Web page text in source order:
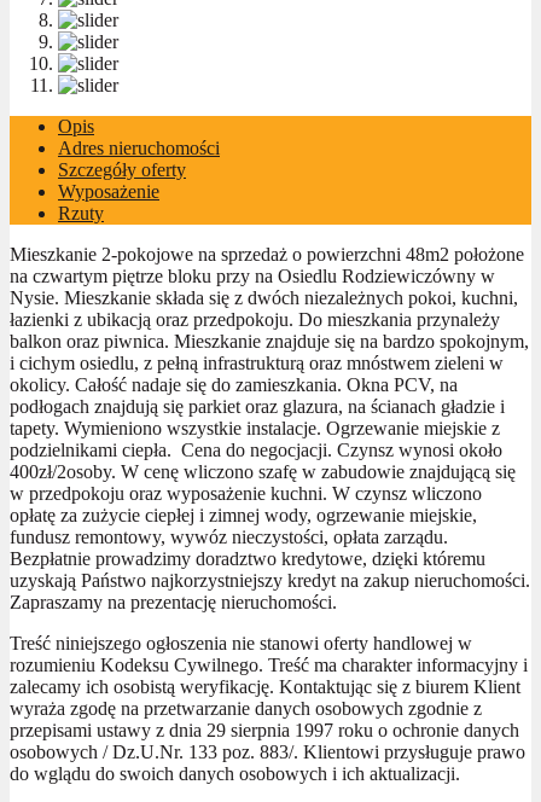
Opis
Adres nieruchomości
Szczegóły oferty
Wyposażenie
Rzuty
Mieszkanie 2-pokojowe na sprzedaż o powierzchni 48m2 położone
na czwartym piętrze bloku przy na Osiedlu Rodziewiczówny w
Nysie. Mieszkanie składa się z dwóch niezależnych pokoi, kuchni,
łazienki z ubikacją oraz przedpokoju. Do mieszkania przynależy
balkon oraz piwnica. Mieszkanie znajduje się na bardzo spokojnym,
i cichym osiedlu, z pełną infrastrukturą oraz mnóstwem zieleni w
okolicy. Całość nadaje się do zamieszkania. Okna PCV, na
podłogach znajdują się parkiet oraz glazura, na ścianach gładzie i
tapety. Wymieniono wszystkie instalacje. Ogrzewanie miejskie z
podzielnikami ciepła. Cena do negocjacji. Czynsz wynosi około
400zł/2osoby. W cenę wliczono szafę w zabudowie znajdującą się
w przedpokoju oraz wyposażenie kuchni. W czynsz wliczono
opłatę za zużycie ciepłej i zimnej wody, ogrzewanie miejskie,
fundusz remontowy, wywóz nieczystości, opłata zarządu.
Bezpłatnie prowadzimy doradztwo kredytowe, dzięki któremu
uzyskają Państwo najkorzystniejszy kredyt na zakup nieruchomości.
Zapraszamy na prezentację nieruchomości.
Treść niniejszego ogłoszenia nie stanowi oferty handlowej w
rozumieniu Kodeksu Cywilnego. Treść ma charakter informacyjny i
zalecamy ich osobistą weryfikację. Kontaktując się z biurem Klient
wyraża zgodę na przetwarzanie danych osobowych zgodnie z
przepisami ustawy z dnia 29 sierpnia 1997 roku o ochronie danych
osobowych / Dz.U.Nr. 133 poz. 883/. Klientowi przysługuje prawo
do wglądu do swoich danych osobowych i ich aktualizacji.